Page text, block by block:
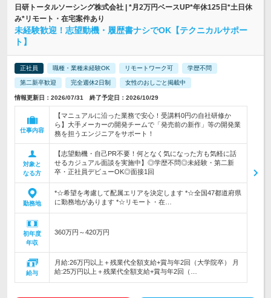
日研トータルソーシング株式会社 | *月2万円ベースUP*年休125日*土日休
み*リモート・在宅案件あり
未経験歓迎！志望動機・履歴書ナシでOK【テクニカルサポー
ト】
正社員 職種・業種未経験OK リモートワーク可 学歴不問
第二新卒歓迎 完全週休2日制 女性のおしごと掲載中
情報更新日：2026/07/31 終了予定日：2026/10/29
仕事内容
【マニュアルに沿った業務で安心！受講料0円の自社研修か
ら】大手メーカーの開発チームで「発売前の新作」等の開発業
務を担うエンジニアをサポート！
対象と
なる方
【志望動機・自己PR不要！何となく気になった方も気軽に話
せるカジュアル面談を実施中】◎学歴不問◎未経験・第二新
卒・正社員デビューOK◎面接1回
勤務地
*☆希望を考慮して配属エリアを決定します *☆全国47都道府県
に勤務地があります *☆リモート・在…
初年度
年収
360万円～420万円
給与
月給:26万円以上＋残業代全額支給+賞与年2回（大学院卒） 月
給:25万円以上＋残業代全額支給+賞与年2回（…